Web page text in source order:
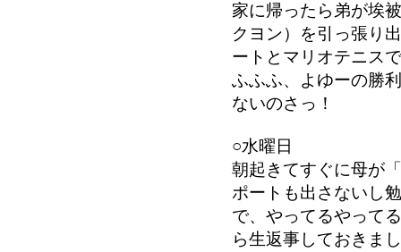
家に帰ったら弟が埃
クヨン）を引っ張り
ートとマリオテニス
ふふふ、よゆーの勝
ないのさっ！
○水曜日
朝起きてすぐに母が
ポートも出さないし
で、やってるやって
ら生返事しておきま